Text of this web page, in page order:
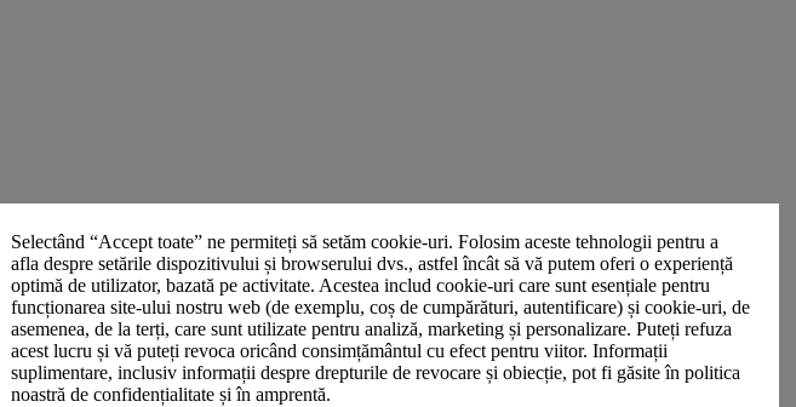
Selectând “Accept toate” ne permiteți să setăm cookie-uri. Folosim aceste tehnologii pentru a
afla despre setările dispozitivului și browserului dvs., astfel încât să vă putem oferi o experiență
optimă de utilizator, bazată pe activitate. Acestea includ cookie-uri care sunt esențiale pentru
funcționarea site-ului nostru web (de exemplu, coș de cumpărături, autentificare) și cookie-uri, de
asemenea, de la terți, care sunt utilizate pentru analiză, marketing și personalizare. Puteți refuza
acest lucru și vă puteți revoca oricând consimțământul cu efect pentru viitor. Informații
suplimentare, inclusiv informații despre drepturile de revocare și obiecție, pot fi găsite în politica
noastră de confidențialitate și în amprentă.